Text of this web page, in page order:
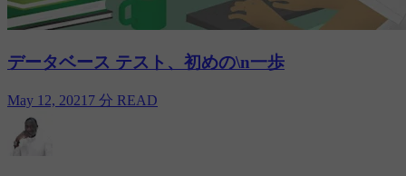
データベース テスト、初めの\n一歩
May 12, 2021 7 分 READ